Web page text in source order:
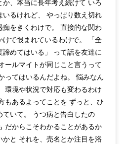
、本当に長年考え続けて いろ
いるけれど、 やっぱり数え切れ
痴をきくわけで。 直接的な関わ
けて恨まれているわけで。 「全
諦めてはいる」 って話を友達に
ールマイトが同じこと言うって
ってはいるんだよね。 悩みなん
環境や状況で対応も変わるわけ
もあるよってことを ずっと、ひ
ていて。 うつ病と告白したの
だからこそわかることがあるか
かと それを、売名とか注目を浴